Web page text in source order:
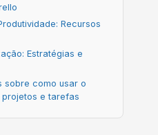
Recursos
Estratégias e
sobre como usar o
e tarefas